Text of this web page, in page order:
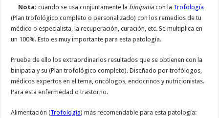
Nota:cuando se usa conjuntamente la binipatiacon la Trofología
(Plan trofológico completo o personalizado) con los remedios de tu
médico o especialista, la recuperación, curación, etc. Se multiplica en
un 100%. Esto es muy importante para esta patología.
Prueba de ello los extraordinarios resultados que se obtienen con la
binipatia y su (Plan trofológico completo). Diseñado por trofólogos,
médicos expertos en el tema, oncólogos, endocrinos y nutricionistas.
Para esta enfermedad o trastorno.
Alimentación (Trofología) más recomendable para esta patología: